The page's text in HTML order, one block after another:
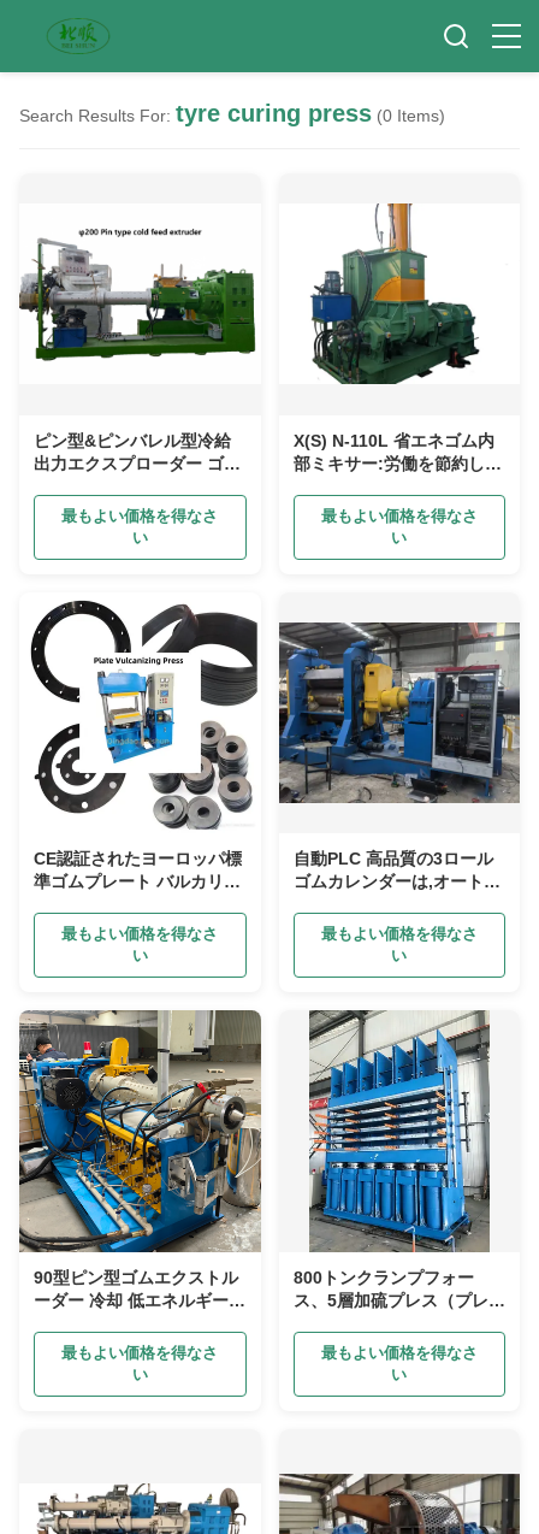
Search Results For: tyre curing press (0 Items)
ピン型&ピンバレル型冷給
出力エクスプローダー ゴム
産業用最もよい価格を得なさ
い
X(S) N-110L 省エネゴム内
部ミキサー:労働を節約し,
します.
最もよい価格を得なさ
い
CE認証されたヨーロッパ標
準ゴムプレート バルカリゼ
ォーム サイズ400×400mm
PLCによる自動制御
最もよい価格を得なさ
い
自動PLC 高品質の3ロール
ゴムカレンダーは,オートバ
ラインで使用されます.
最もよい価格を得なさ
い
90型ピン型ゴムエクストル
ーダー 冷却 低エネルギー消
最もよい価格を得なさ
い
800トンクランプフォー
ス、5層加硫プレス（プレキ
最もよい価格を得なさ
い